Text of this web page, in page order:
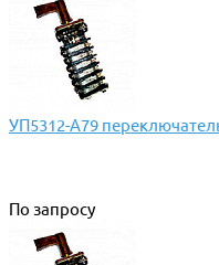
УП5312-А79
По запросу